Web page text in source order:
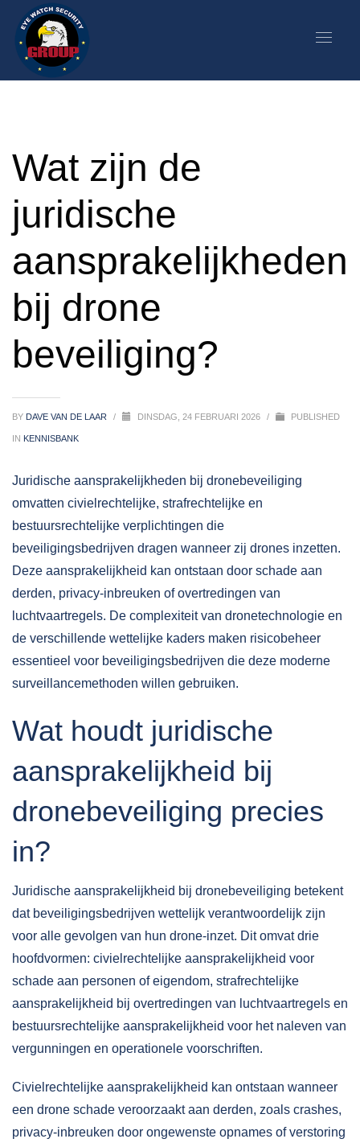
Wat zijn de
juridische
aansprakelijkheden
bij drone
beveiliging?
BY DAVE VAN DE LAAR / DINSDAG, 24 FEBRUARI 2026 / PUBLISHED
IN KENNISBANK
Juridische aansprakelijkheden bij dronebeveiliging
omvatten civielrechtelijke, strafrechtelijke en
bestuursrechtelijke verplichtingen die
beveiligingsbedrijven dragen wanneer zij drones inzetten.
Deze aansprakelijkheid kan ontstaan door schade aan
derden, privacy-inbreuken of overtredingen van
luchtvaartregels. De complexiteit van dronetechnologie en
de verschillende wettelijke kaders maken risicobeheer
essentieel voor beveiligingsbedrijven die deze moderne
surveillancemethoden willen gebruiken.
Wat houdt juridische
aansprakelijkheid bij
dronebeveiliging precies
in?
Juridische aansprakelijkheid bij dronebeveiliging betekent
dat beveiligingsbedrijven wettelijk verantwoordelijk zijn
voor alle gevolgen van hun drone-inzet. Dit omvat drie
hoofdvormen: civielrechtelijke aansprakelijkheid voor
schade aan personen of eigendom, strafrechtelijke
aansprakelijkheid bij overtredingen van luchtvaartregels en
bestuursrechtelijke aansprakelijkheid voor het naleven van
vergunningen en operationele voorschriften.
Civielrechtelijke aansprakelijkheid kan ontstaan wanneer
een drone schade veroorzaakt aan derden, zoals crashes,
privacy-inbreuken door ongewenste opnames of verstoring